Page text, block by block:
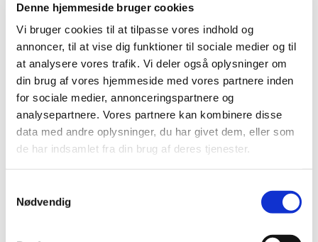
Denne hjemmeside bruger cookies
Vi bruger cookies til at tilpasse vores indhold og
annoncer, til at vise dig funktioner til sociale medier og til
at analysere vores trafik. Vi deler også oplysninger om
din brug af vores hjemmeside med vores partnere inden
for sociale medier, annonceringspartnere og
analysepartnere. Vores partnere kan kombinere disse
data med andre oplysninger, du har givet dem, eller som
de har indsamlet fra din brug af deres tjenester.
Nødvendig
6002.2RS-PTI
Sporkugleleje, enradet
d 15 D 32 B 9
Fabrikat: PTI
DKK 7,25